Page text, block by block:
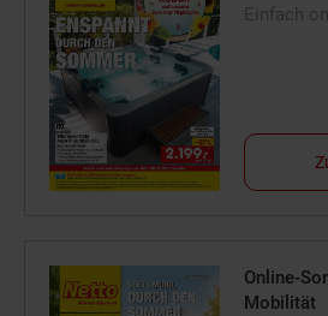
Online-
Mobilität